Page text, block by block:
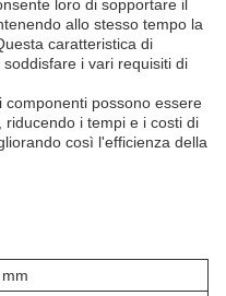
loro di sopportare il
allo stesso tempo la
caratteristica di
i vari requisiti di
possono essere
i tempi e i costi di
così l'efficienza della